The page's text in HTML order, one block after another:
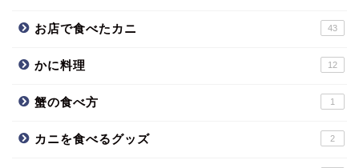
お店で食べたカニ 43
かに料理 12
蟹の食べ方 1
カニを食べるグッズ 2